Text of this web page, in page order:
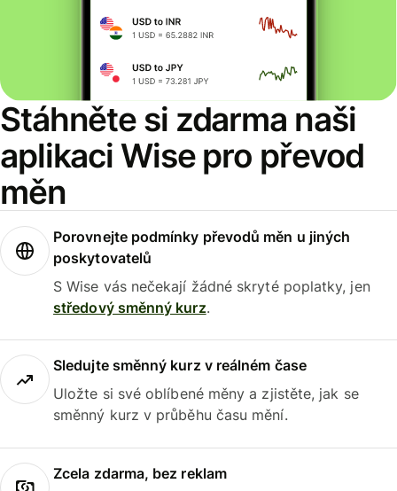
Stáhněte si zdarma naši
aplikaci Wise pro převod
měn
Porovnejte podmínky převodů měn u jiných
poskytovatelů
S Wise vás nečekají žádné skryté poplatky, jen
středový směnný kurz.
Sledujte směnný kurz v reálném čase
Uložte si své oblíbené měny a zjistěte, jak se
směnný kurz v průběhu času mění.
Zcela zdarma, bez reklam